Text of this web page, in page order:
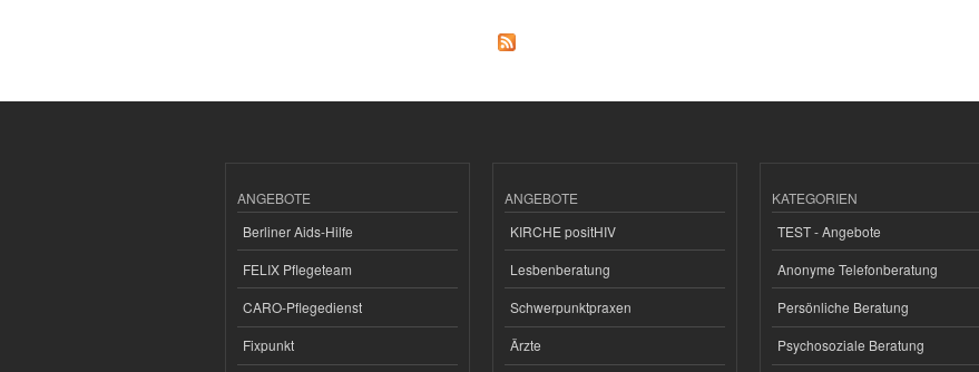
ANGEBOTE
Berliner Aids-Hilfe
FELIX Pflegeteam
CARO-Pflegedienst
Fixpunkt
ANGEBOTE
KIRCHE positHIV
Lesbenberatung
Schwerpunktpraxen
Ärzte
KATEGORIEN
TEST - Angebote
Anonyme Telefonberatung
Persönliche Beratung
Psychosoziale Beratung